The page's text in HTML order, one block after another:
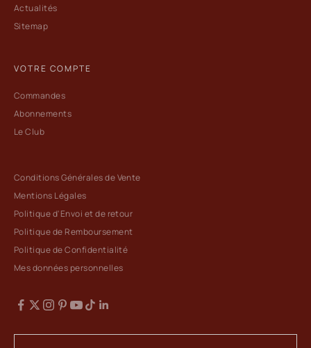
Actualités
Sitemap
VOTRE COMPTE
Commandes
Abonnements
Le Club
Conditions Générales de Vente
Mentions Légales
Politique d'Envoi et de retour
Politique de Remboursement
Politique de Confidentialité
Mes données personnelles